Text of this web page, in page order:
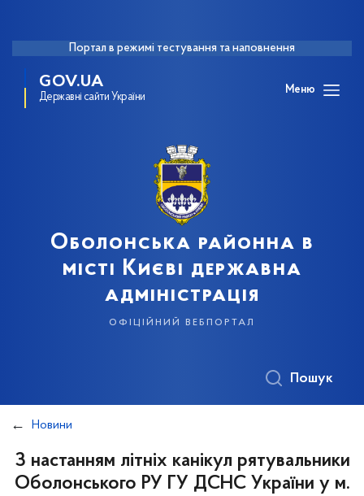
Портал в режимі тестування та наповнення
GOV.UA
Державні сайти України
Меню
Оболонська районна в
місті Києві державна
адміністрація
офіційний вебпортал
Пошук
Новини
З настанням літніх канікул рятувальники
Оболонського РУ ГУ ДСНС України у м.